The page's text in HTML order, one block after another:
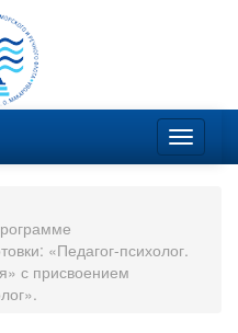
«Педагог-психолог.
с присвоением